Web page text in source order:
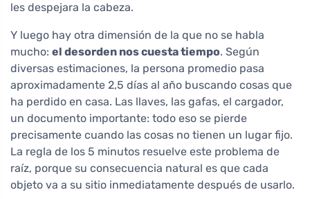
les despejara la cabeza.
Y luego hay otra dimensión de la que no se habla
mucho: el desorden nos cuesta tiempo. Según
diversas estimaciones, la persona promedio pasa
aproximadamente 2,5 días al año buscando cosas que
ha perdido en casa. Las llaves, las gafas, el cargador,
un documento importante: todo eso se pierde
precisamente cuando las cosas no tienen un lugar fijo.
La regla de los 5 minutos resuelve este problema de
raíz, porque su consecuencia natural es que cada
objeto va a su sitio inmediatamente después de usarlo.